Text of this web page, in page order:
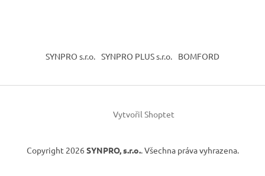
SYNPRO s.r.o. SYNPRO PLUS s.r.o. BOMFORD
Vytvořil Shoptet
Copyright 2026 SYNPRO, s.r.o.. Všechna práva vyhrazena.